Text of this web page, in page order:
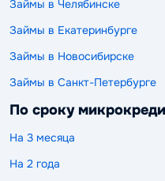
Займы в Челябинске
Займы в Екатеринбурге
Займы в Новосибирске
Займы в Санкт-Петербурге
По сроку
На 3 месяца
На 2 года